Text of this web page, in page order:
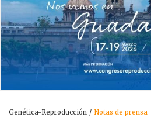
Genética-Reproducción Notas de prensa